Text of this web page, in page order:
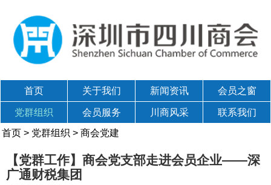
首页 关于我们 新闻资讯 会员之窗
党群组织 会员服务 川商风采
联系我们
首页 > 党群组织 > 商会党建
【党群工作】商会党支部走进会员企业——深
广通财税集团